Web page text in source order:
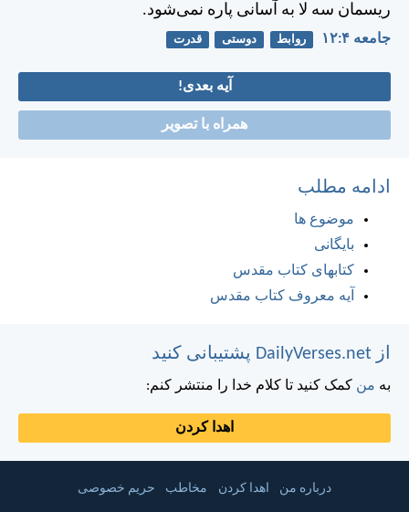
ريسمان سه لا به آسانی پاره نمی‌شود.
جامعه ۴:‏۱۲ روابط دوستی قدرت
آیه بعدی!
همراه با تصویر
ادامه مطلب
موضوع ها
بایگانی
کتابهای کتاب مقدس
آیه معروف کتاب مقدس
از DailyVerses.net پشتیبانی کنید
به من کمک کنید تا کلام خدا را منتشر کنم:
اهدا کردن
درباره من اهدا کردن مخاطب حریم خصوصی